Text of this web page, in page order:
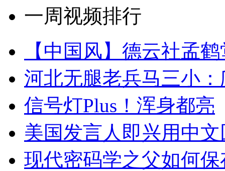
一周视频排行
【中国风】德云社孟
河北无腿老兵马三小
信号灯Plus！浑身都亮
美国发言人即兴用中
现代密码学之父如何